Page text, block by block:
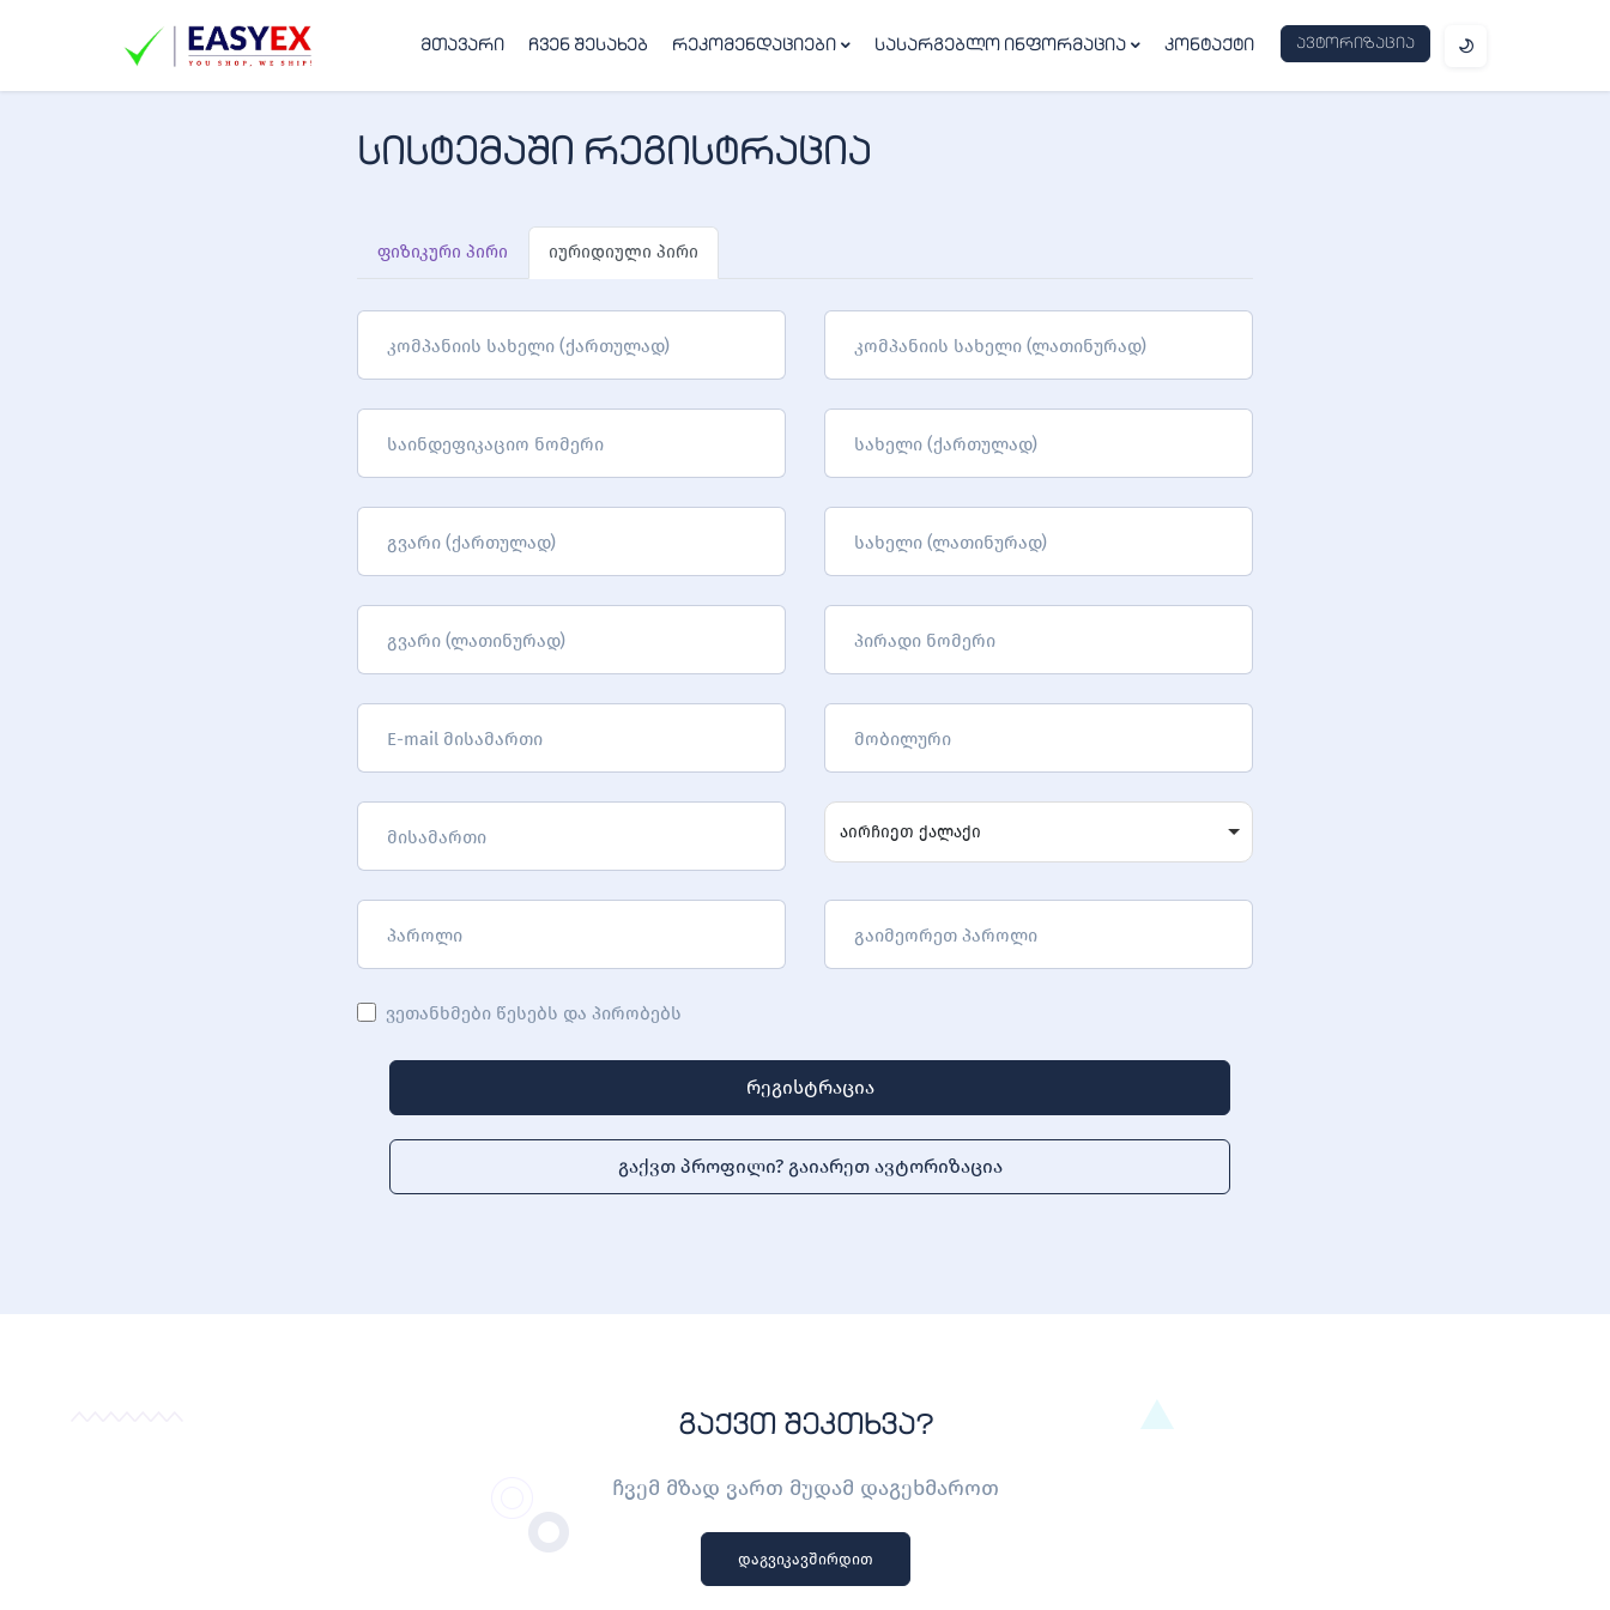
მთავარი ჩვენ შესახებ რეკომენდაციები სასარგებლო ინფორმაცია კონტაქტი ავტორიზაცია
სისტემაში რეგისტრაცია
ფიზიკური პირი იურიდიული პირი
კომპანიის სახელი (ქართულად) კომპანიის სახელი (ლათინურად)
საინდეფიკაციო ნომერი სახელი (ქართულად)
გვარი (ქართულად) სახელი (ლათინურად)
გვარი (ლათინურად) პირადი ნომერი
E-mail მისამართი მობილური
მისამართი აირჩიეთ ქალაქი
პაროლი გაიმეორეთ პაროლი
ვეთანხმები წესებს და პირობებს
რეგისტრაცია
გაქვთ პროფილი? გაიარეთ ავტორიზაცია
გაქვთ შეკთხვა?
ჩვემ მზად ვართ მუდამ დაგეხმაროთ
დაგვიკავშირდით